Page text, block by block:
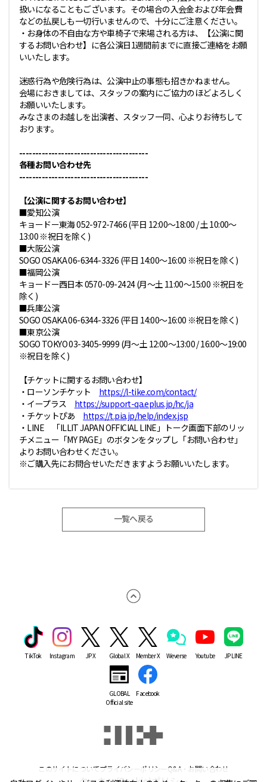
扱いになることもございます。その場合の入会金および年会費
などの払戻しも一切行いませんので、十分にご注意ください。
・お身体の不自由な方や車椅子で来場される方は、【公演に関
するお問い合わせ】に各公演日1週間前までに直接ご連絡をお願
いいたします。
迷惑行為や危険行為は、公演中止の事態も招きかねません。
会場におきましては、スタッフの案内にご協力のほどよろしく
お願いいたします。
みなさまのお越しを出演者、スタッフ一同、心よりお待ちして
おります。
----------------------------------------
各種お問い合わせ先
----------------------------------------
【公演に関するお問い合わせ】
■愛知公演
キョードー東海 052-972-7466 (平日 12:00～18:00 / 土 10:00～
13:00 ※祝日を除く)
■大阪公演
SOGO OSAKA 06-6344-3326 (平日 14:00～16:00 ※祝日を除く)
■福岡公演
キョードー西日本 0570-09-2424 (月～土 11:00～15:00 ※祝日を
除く)
■兵庫公演
SOGO OSAKA 06-6344-3326 (平日 14:00～16:00 ※祝日を除く)
■東京公演
SOGO TOKYO 03-3405-9999 (月～土 12:00〜13:00 / 16:00〜19:00
※祝日を除く)
【チケットに関するお問い合わせ】
・ローソンチケット https://l-tike.com/contact/
・イープラス https://support-qa.eplus.jp/hc/ja
・チケットぴあ https://t.pia.jp/help/index.jsp
・LINE 「ILLIT JAPAN OFFICIAL LINE」トーク画面下部のリッ
チメニュー「MY PAGE」のボタンをタップし「お問い合わせ」
よりお問い合わせください。
※ご購入先にお問合せいただきますようお願いいたします。
一覧へ戻る
TikTok Instagram JP X Global X Member X Weverse Youtube JP LINE
GLOBAL
Official site
Facebook
このサイトについてプライバシーポリシーQ&A・お問い合わせ